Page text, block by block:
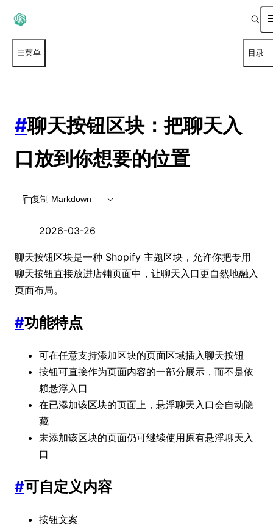
菜单 目录
#聊天按钮区块：把聊天入
口放到你想要的位置
复制 Markdown
2026-03-26
聊天按钮区块是一种 Shopify 主题区块，允许你把专用
聊天按钮直接放进店铺页面中，让聊天入口更自然地融入
页面布局。
#功能特点
可在任意支持添加区块的页面区域插入聊天按钮
按钮可直接作为页面内容的一部分展示，而不是依
赖悬浮入口
在已添加该区块的页面上，悬浮聊天入口会自动隐
藏
未添加该区块的页面仍可继续使用原有悬浮聊天入
口
#可自定义内容
按钮文案